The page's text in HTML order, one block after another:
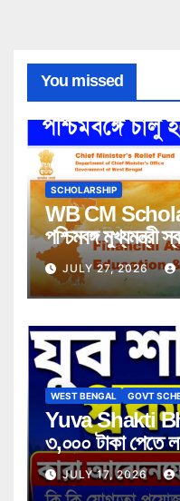
You missed
SCHOLARSHIP
WB CM
পশ্চিমবঙ্গ
JULY 27, 2026
WEST BENGAL GOVT
Yuva Shakti
৩,০০০ টাকা পেতে
সার্টিফিকেট! কারা
জানুন বিস্তারিত
JULY 17, 2026